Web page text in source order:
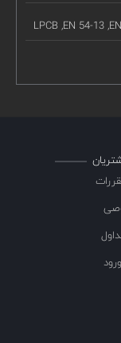
LPCB ,EN 54-13